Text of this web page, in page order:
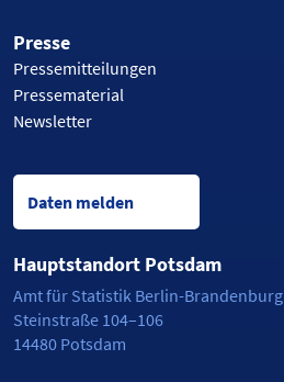
Presse
Pressemitteilungen
Pressematerial
Newsletter
Daten melden
Hauptstandort Potsdam
Amt für Statistik Berlin-Brandenburg
Steinstraße 104–106
14480 Potsdam